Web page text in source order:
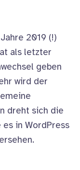
2019 (!)
als letzter
geben
wird der
dreht sich die
es in WordPress